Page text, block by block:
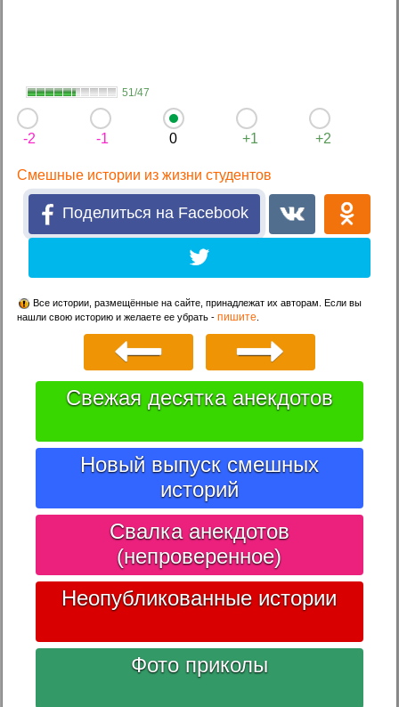
51/47
-2 -1 0 +1 +2
Смешные истории из жизни студентов
Поделиться на Facebook
Все истории, размещённые на сайте, принадлежат их авторам. Если вы
нашли свою историю и желаете ее убрать -пишите
Свежая десятка анекдотов
Новый выпуск смешных
историй
Свалка анекдотов
(непроверенное)
Неопубликованные истории
Фото приколы